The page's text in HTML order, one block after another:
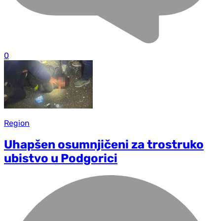
0
Region
Uhapšen osumnjičeni za trostruko
ubistvo u Podgorici